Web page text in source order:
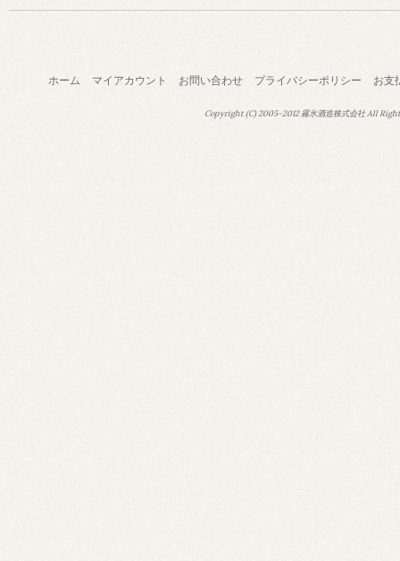
ホーム マイアカウント お問い合わせ プライバシーポリシー お支
Copyright (C) 2005-2012 霧氷酒造株式会社 All